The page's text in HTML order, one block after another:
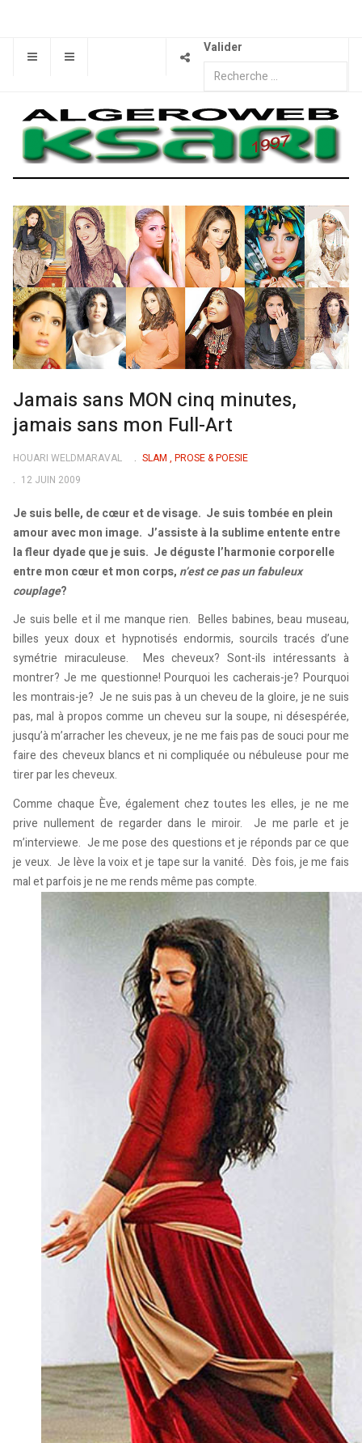
Valider
Jamais sans MON cinq minutes,
jamais sans mon Full-Art
HOUARI WELDMARAVAL
SLAM , PROSE & POESIE
12 JUIN 2009
Je suis belle, de cœur et de visage. Je suis tombée en plein
amour avec mon image. J’assiste à la sublime entente entre
la fleur dyade que je suis. Je déguste l’harmonie corporelle
entre mon cœur et mon corps,n’est ce pas un fabuleux
couplage?
Je suis belle et il me manque rien. Belles babines, beau museau,
billes yeux doux et hypnotisés endormis, sourcils tracés d’une
symétrie miraculeuse. Mes cheveux? Sont-ils intéressants à
montrer? Je me questionne! Pourquoi les cacherais-je? Pourquoi
les montrais-je? Je ne suis pas à un cheveu de la gloire, je ne suis
pas, mal à propos comme un cheveu sur la soupe, ni désespérée,
jusqu’à m’arracher les cheveux, je ne me fais pas de souci pour me
faire des cheveux blancs et ni compliquée ou nébuleuse pour me
tirer par les cheveux.
Comme chaque Ève, également chez toutes les elles, je ne me
prive nullement de regarder dans le miroir. Je me parle et je
m’interviewe. Je me pose des questions et je réponds par ce que
je veux. Je lève la voix et je tape sur la vanité. Dès fois, je me fais
mal et parfois je ne me rends même pas compte.